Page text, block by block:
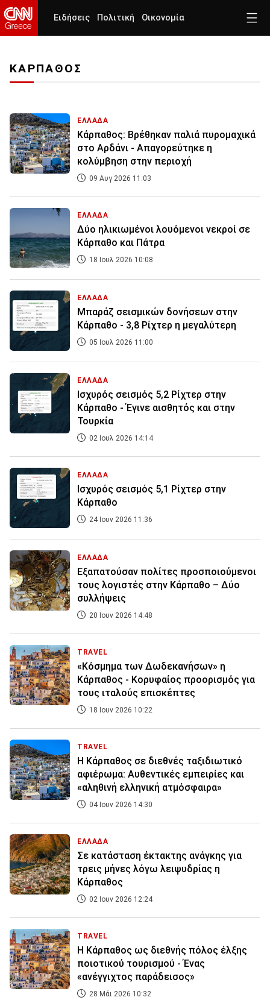
Ειδήσεις Πολιτική Οικονομία
ΚΑΡΠΑΘΟΣ
ΕΛΛΑΔΑ
Κάρπαθος: Βρέθηκαν παλιά πυρομαχικά
στο Αρδάνι - Απαγορεύτηκε η
κολύμβηση στην περιοχή
09 Αυγ 2026 11:03
ΕΛΛΑΔΑ
Δύο ηλικιωμένοι λουόμενοι νεκροί σε
Κάρπαθο και Πάτρα
18 Ιουλ 2026 10:08
ΕΛΛΑΔΑ
Μπαράζ σεισμικών δονήσεων στην
Κάρπαθο - 3,8 Ρίχτερ η μεγαλύτερη
05 Ιουλ 2026 11:00
ΕΛΛΑΔΑ
Ισχυρός σεισμός 5,2 Ρίχτερ στην
Κάρπαθο - Έγινε αισθητός και στην
Τουρκία
02 Ιουλ 2026 14:14
ΕΛΛΑΔΑ
Ισχυρός σεισμός 5,1 Ρίχτερ στην
Κάρπαθο
24 Ιουν 2026 11:36
ΕΛΛΑΔΑ
Εξαπατούσαν πολίτες προσποιούμενοι
τους λογιστές στην Κάρπαθο – Δύο
συλλήψεις
20 Ιουν 2026 14:48
TRAVEL
«Κόσμημα των Δωδεκανήσων» η
Κάρπαθος - Κορυφαίος προορισμός για
τους ιταλούς επισκέπτες
18 Ιουν 2026 10:22
TRAVEL
Η Κάρπαθος σε διεθνές ταξιδιωτικό
αφιέρωμα: Αυθεντικές εμπειρίες και
«αληθινή ελληνική ατμόσφαιρα»
04 Ιουν 2026 14:30
ΕΛΛΑΔΑ
Σε κατάσταση έκτακτης ανάγκης για
τρεις μήνες λόγω λειψυδρίας η
Κάρπαθος
02 Ιουν 2026 12:24
TRAVEL
Η Κάρπαθος ως διεθνής πόλος έλξης
ποιοτικού τουρισμού - Ένας
«ανέγγιχτος παράδεισος»
28 Μάι 2026 10:32